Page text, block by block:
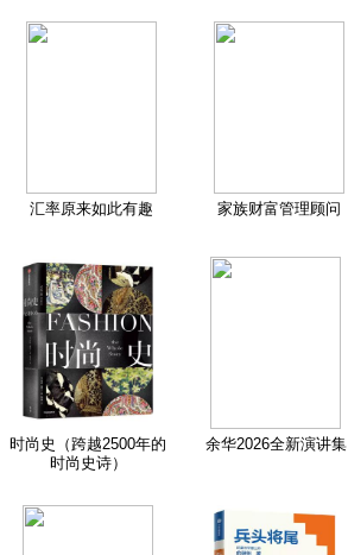
汇率原来如此有趣 家族财富管理顾问
时尚史（跨越2500年的
时尚史诗）
余华2026全新演讲集